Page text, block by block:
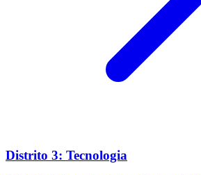
Distrito 3: Tecnologia